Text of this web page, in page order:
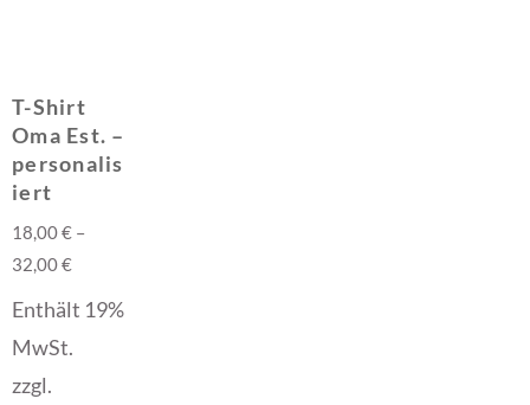
T-Shirt
Oma Est. –
personalis
iert
18,00€ –
32,00€
Enthält 19%
MwSt.
zzgl.